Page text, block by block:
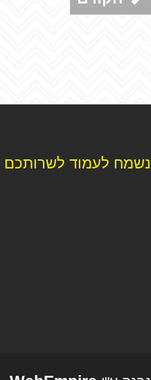
נשמח לעמוד לשרותכם